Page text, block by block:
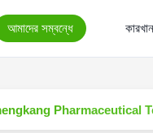
আমাদের সম্বন্ধে
Pharmaceutical